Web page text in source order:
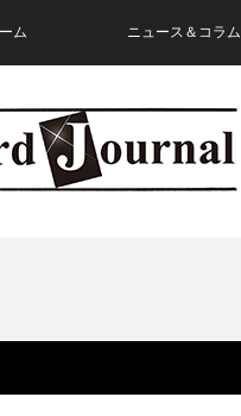
ム ニュース＆コラム